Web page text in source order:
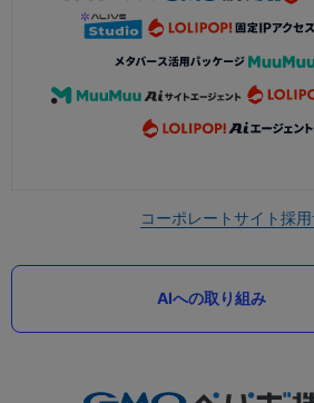
コーポレートサイト採用
AIへの取り組み